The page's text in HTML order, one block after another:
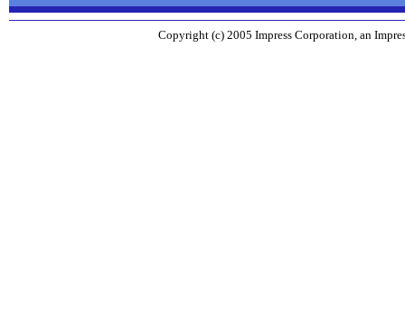
Copyright (c) 2005 Impress Corporation, an